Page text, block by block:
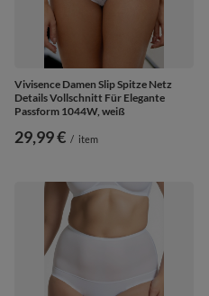
Vivisence Damen Slip Spitze Netz
Details Vollschnitt Für Elegante
Passform 1044W, weiß
29,99 € / item